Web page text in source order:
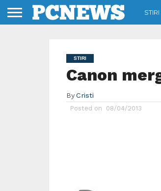
STIRI
STIRI
Canon
By Cristi
Posted on 08/04/2013